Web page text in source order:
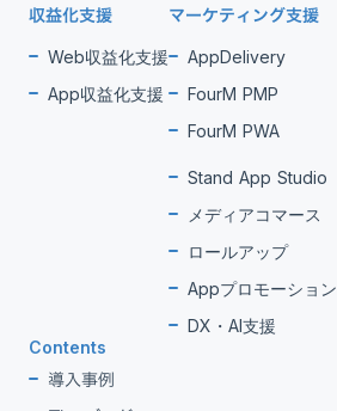
収益化支援
Web収益化支援
App収益化支援
マーケティング支援
AppDelivery
FourM PMP
FourM PWA
Stand App Studio
メディアコマース
ロールアップ
Appプロモーション
DX・AI支援
Contents
導入事例